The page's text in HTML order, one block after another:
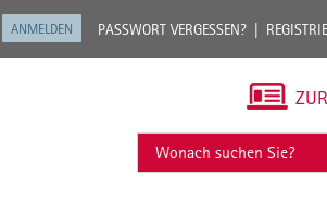
PASSWORT VERGESSEN?